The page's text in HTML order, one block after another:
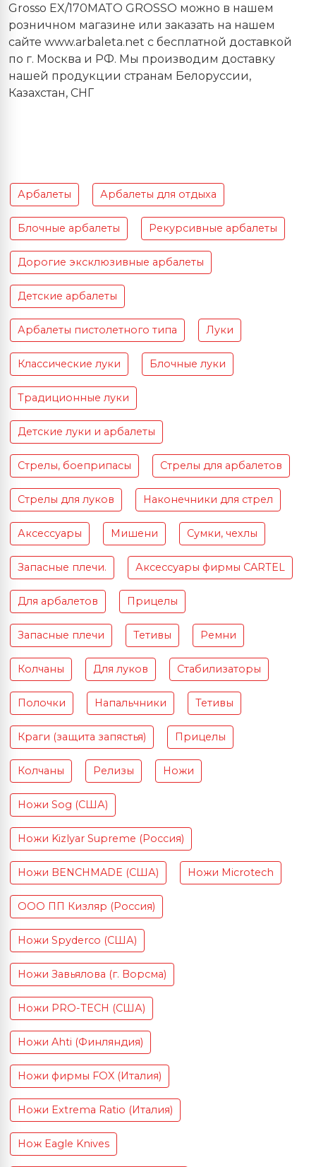
Grosso EX/170MATO GROSSO можно в нашем
розничном магазине или заказать на нашем
сайте www.arbaleta.net с бесплатной доставкой
по г. Москва и РФ. Мы производим доставку
нашей продукции странам Белоруссии,
Казахстан, СНГ
Арбалеты Арбалеты для отдыха
Блочные арбалеты Рекурсивные арбалеты
Дорогие эксклюзивные арбалеты
Детские арбалеты
Арбалеты пистолетного типа Луки
Классические луки Блочные луки
Традиционные луки
Детские луки и арбалеты
Стрелы, боеприпасы Стрелы для арбалетов
Стрелы для луков Наконечники для стрел
Аксессуары Мишени Сумки, чехлы
Запасные плечи. Аксессуары фирмы CARTEL
Для арбалетов Прицелы
Запасные плечи Тетивы Ремни
Колчаны Для луков Стабилизаторы
Полочки Напальчники Тетивы
Краги (защита запястья) Прицелы
Колчаны Релизы Ножи
Ножи Sog (США)
Ножи Kizlyar Supreme (Россия)
Ножи BENCHMADE (США) Ножи Microtech
ООО ПП Кизляр (Россия)
Ножи Spyderco (США)
Ножи Завьялова (г. Ворсма)
Ножи PRO-TECH (США)
Ножи Ahti (Финляндия)
Ножи фирмы FOX (Италия)
Ножи Extrema Ratio (Италия)
Нож Eagle Knives